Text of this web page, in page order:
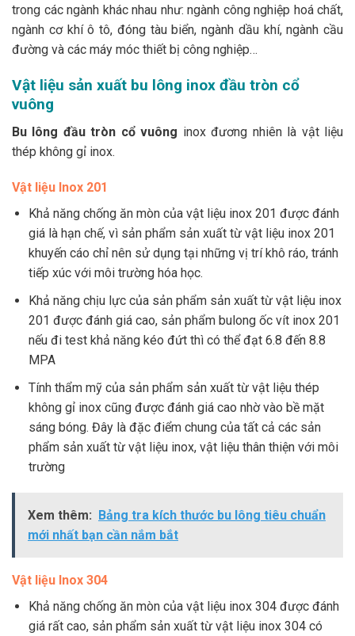
trong các ngành khác nhau như: ngành công nghiệp hoá chất,
ngành cơ khí ô tô, đóng tàu biển, ngành dầu khí, ngành cầu
đường và các máy móc thiết bị công nghiệp…
Vật liệu sản xuất bu lông inox đầu tròn cổ
vuông
Bu lông đầu tròn cổ vuông inox đương nhiên là vật liệu
thép không gỉ inox.
Vật liệu Inox 201
Khả năng chống ăn mòn của vật liệu inox 201 được đánh
giá là hạn chế, vì sản phẩm sản xuất từ vật liệu inox 201
khuyến cáo chỉ nên sử dụng tại những vị trí khô ráo, tránh
tiếp xúc với môi trường hóa học.
Khả năng chịu lực của sản phẩm sản xuất từ vật liệu inox
201 được đánh giá cao, sản phẩm bulong ốc vít inox 201
nếu đi test khả năng kéo đứt thì có thể đạt 6.8 đến 8.8
MPA
Tính thẩm mỹ của sản phẩm sản xuất từ vật liệu thép
không gỉ inox cũng được đánh giá cao nhờ vào bề mặt
sáng bóng. Đây là đặc điểm chung của tất cả các sản
phẩm sản xuất từ vật liệu inox, vật liệu thân thiện với môi
trường
Xem thêm:
Bảng tra kích thước bu lông tiêu chuẩn
mới nhất bạn cần nắm bắt
Vật liệu Inox 304
Khả năng chống ăn mòn của vật liệu inox 304 được đánh
giá rất cao, sản phẩm sản xuất từ vật liệu inox 304 có